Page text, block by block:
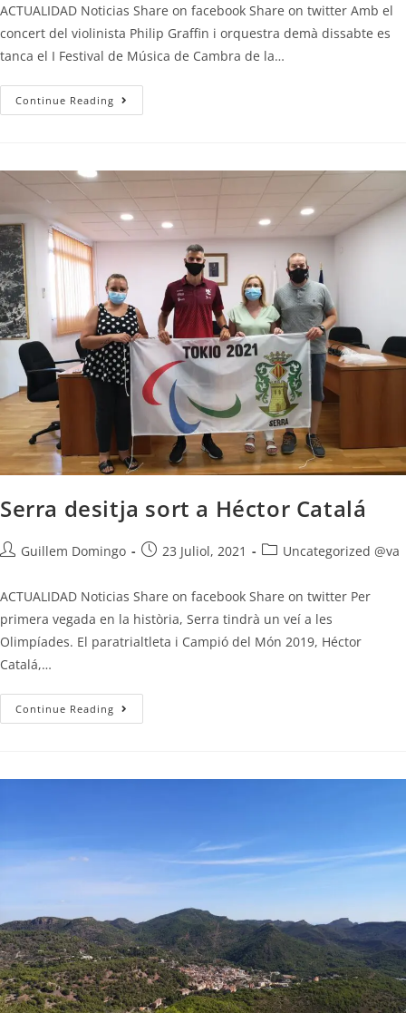
ACTUALIDAD Noticias Share on facebook Share on twitter Amb el
concert del violinista Philip Graffin i orquestra demà dissabte es
tanca el I Festival de Música de Cambra de la…
Continue Reading
Serra desitja sort a Héctor Catalá
Guillem Domingo 23 Juliol, 2021 Uncategorized @va
ACTUALIDAD Noticias Share on facebook Share on twitter Per
primera vegada en la història, Serra tindrà un veí a les
Olimpíades. El paratrialtleta i Campió del Món 2019, Héctor
Catalá,…
Continue Reading